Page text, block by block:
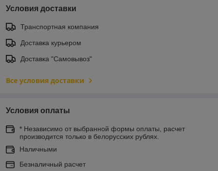
Условия доставки
Транспортная компания
Доставка курьером
Доставка "Самовывоз"
Все условия доставки
Условия оплаты
* Независимо от выбранной формы оплаты, расчет
производится только в белорусских рублях.
Наличными
Безналичный расчет